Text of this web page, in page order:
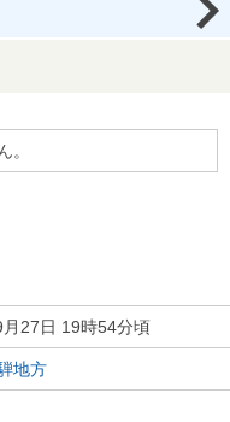
。
27日 19時54分頃
地方